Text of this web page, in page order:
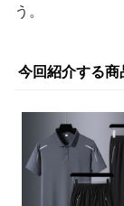
う。
今回紹介する商